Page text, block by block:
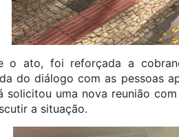
o ato, foi reforçada a
do diálogo com as pessoas
solicitou uma nova reunião
a situação.